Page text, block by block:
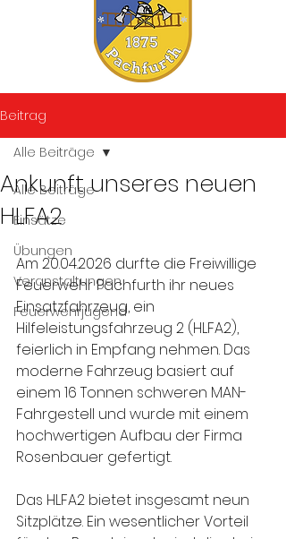
Beitrag
Alle Beiträge
Einsätze
Übungen
Veranstaltungen
Feuerwehrjugend
Alle Beiträge
Ankunft unseres neuen
HLFA2
Am 20.04.2026 durfte die Freiwillige
Feuerwehr Pachfurth ihr neues
Einsatzfahrzeug, ein
Hilfeleistungsfahrzeug 2 (HLFA2),
feierlich in Empfang nehmen. Das
moderne Fahrzeug basiert auf
einem 16 Tonnen schweren MAN-
Fahrgestell und wurde mit einem
hochwertigen Aufbau der Firma
Rosenbauer gefertigt.
Das HLFA2 bietet insgesamt neun
Sitzplätze. Ein wesentlicher Vorteil